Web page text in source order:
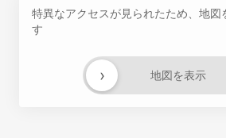
特異なアクセスが見られたため、地図
す
地図を表示
›